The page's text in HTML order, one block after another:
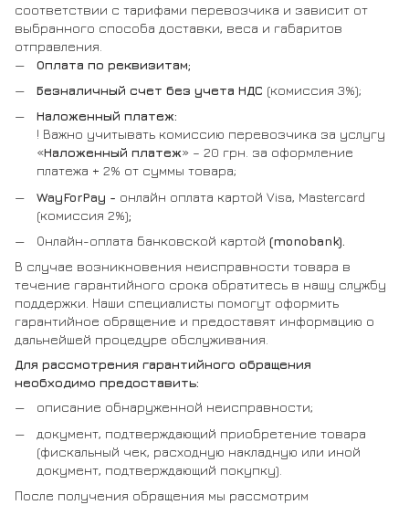
соответствии с тарифами перевозчика и зависит от
выбранного способа доставки, веса и габаритов
отправления.
Оплата по реквизитам;
Безналичный счет без учета НДС (комиссия 3%);
Наложенный платеж:
! Важно учитывать комиссию перевозчика за услугу
«Наложенный платеж» – 20 грн. за оформление
платежа + 2% от суммы товара;
WayForPay - онлайн оплата картой Visa, Mastercard
(комиссия 2%);
Онлайн-оплата банковской картой (monobank).
В случае возникновения неисправности товара в
течение гарантийного срока обратитесь в нашу службу
поддержки. Наши специалисты помогут оформить
гарантийное обращение и предоставят информацию о
дальнейшей процедуре обслуживания.
Для рассмотрения гарантийного обращения
необходимо предоставить:
описание обнаруженной неисправности;
документ, подтверждающий приобретение товара
(фискальный чек, расходную накладную или иной
документ, подтверждающий покупку).
После получения обращения мы рассмотрим